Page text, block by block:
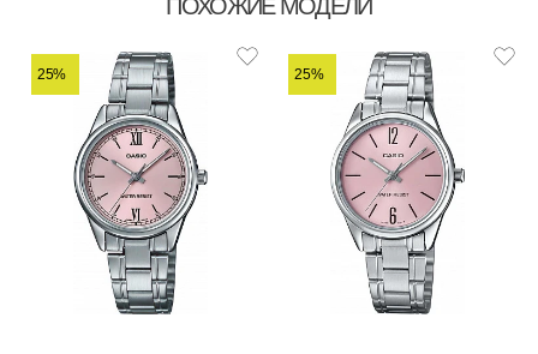
ПОХОЖИЕ МОДЕЛИ
25% 25%